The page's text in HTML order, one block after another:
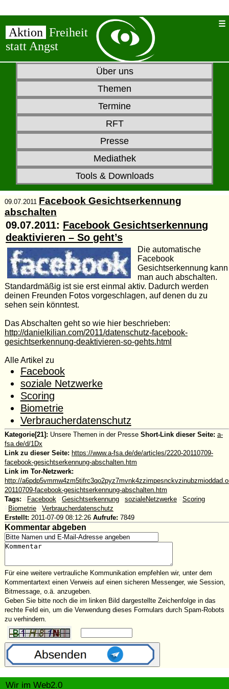
Aktion Freiheit
statt Angst
Über uns
Themen
Termine
RFT
Presse
Mediathek
Tools & Downloads
09.07.2011 Facebook Gesichtserkennung
abschalten
09.07.2011: Facebook Gesichtserkennung
deaktivieren – So geht’s
Die automatische
Facebook
Gesichtserkennung kann
man auch abschalten.
Standardmäßig ist sie erst einmal aktiv. Dadurch werden
deinen Freunden Fotos vorgeschlagen, auf denen du zu
sehen sein könntest.
Das Abschalten geht so wie hier beschrieben:
http://danielkilian.com/2011/datenschutz-facebook-
gesichtserkennung-deaktivieren-so-gehts.html
Alle Artikel zu
Facebook
soziale Netzwerke
Scoring
Biometrie
Verbraucherdatenschutz
Kategorie[21]: Unsere Themen in der Presse Short-Link dieser Seite: a-
fsa.de/d/1Dx
Link zu dieser Seite: https://www.a-fsa.de/de/articles/2220-20110709-
facebook-gesichtserkennung-abschalten.htm
Link im Tor-Netzwerk:
http://
20110709-facebook-gesichtserkennung-abschalten.htm
Tags:
Facebook Gesichtserkennung sozialeNetzwerke
Scoring
Biometrie
Verbraucherdatenschutz
Erstellt: 2011-07-09 08:12:26 Aufrufe: 7849
Kommentar abgeben
Für eine weitere vertrauliche Kommunikation empfehlen wir, unter dem
Kommentartext einen Verweis auf einen sicheren Messenger, wie Session,
Bitmessage, o.ä. anzugeben.
Geben Sie bitte noch die im linken Bild dargestellte Zeichenfolge in das
rechte Feld ein, um die Verwendung dieses Formulars durch Spam-Robots
zu verhindern.
Wir im Web2.0